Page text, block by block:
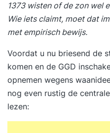
1373 wisten of de zon wel
Wie iets claimt, moet dat
met empirisch bewijs.
Voordat u nu briesend de
komen en de GGD
opnemen wegens
nog even rustig de
lezen: